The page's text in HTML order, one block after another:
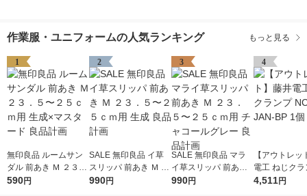
作業服・ユニフォームの人気ランキング もっと見る
1
無印良品 ルームサン
ダル 前あき Ｍ ２３．
５〜２５ｃｍ用 生成×
590円
2
SALE 無印良品 イ草
スリッパ 前あき Ｍ ２
３．５〜２５ｃｍ用
990円
3
SALE 無印良品 マラ
イ草スリッパ 前あき
Ｍ ２３．５〜２５ｃ
990円
4
【アウトレッ
電工 ねじク
-43-JAN-BP 1
4,511円